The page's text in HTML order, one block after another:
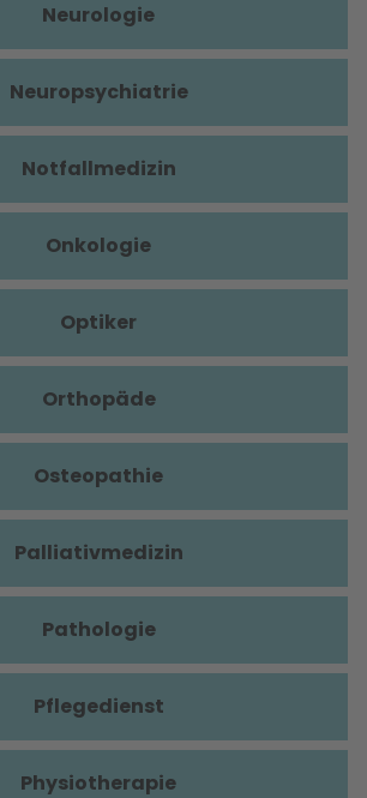
Neurologie
Neuropsychiatrie
Notfallmedizin
Onkologie
Optiker
Orthopäde
Osteopathie
Palliativmedizin
Pathologie
Pflegedienst
Physiotherapie